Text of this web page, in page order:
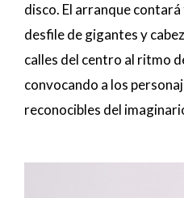
disco. El arranque
desfile de gigantes y
calles del centro al ritmo
convocando a los
reconocibles del